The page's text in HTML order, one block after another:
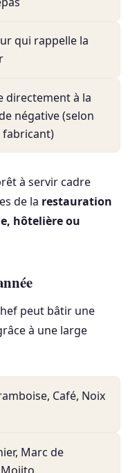
qui rappelle la
directement à la
négative (selon
fabricant)
à servir cadre
de la restauration
hôtelière ou
peut bâtir une
à une large
Café, Noix
Marc de